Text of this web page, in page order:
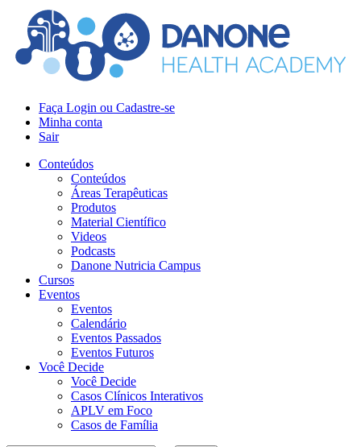
Faça Login ou Cadastre-se
Minha conta
Sair
Conteúdos
Conteúdos
Áreas Terapêuticas
Produtos
Material Científico
Videos
Podcasts
Danone Nutricia Campus
Cursos
Eventos
Eventos
Calendário
Eventos Passados
Eventos Futuros
Você Decide
Você Decide
Casos Clínicos Interativos
APLV em Foco
Casos de Família